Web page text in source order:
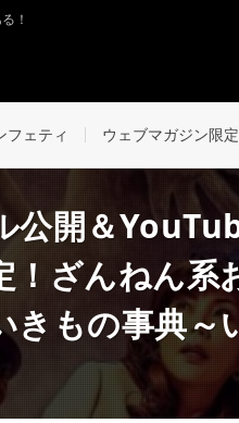
！
フェティ ウェブマガジン限定
公開＆
！ざんねん系
きもの事典～